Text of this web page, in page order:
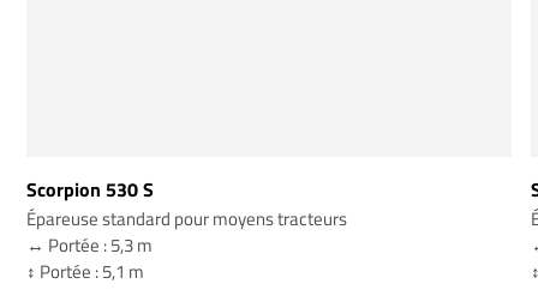
Scorpion 530 S
Épareuse standard pour moyens tracteurs
↔️ Portée : 5,3 m
↕️ Portée : 5,1 m